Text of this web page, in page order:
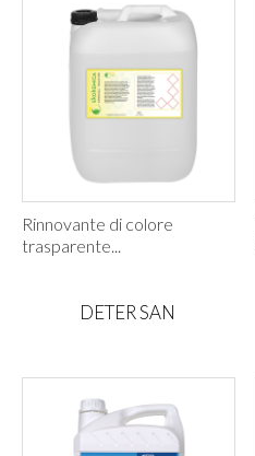
Rinnovante di colore
trasparente...
DETER SAN